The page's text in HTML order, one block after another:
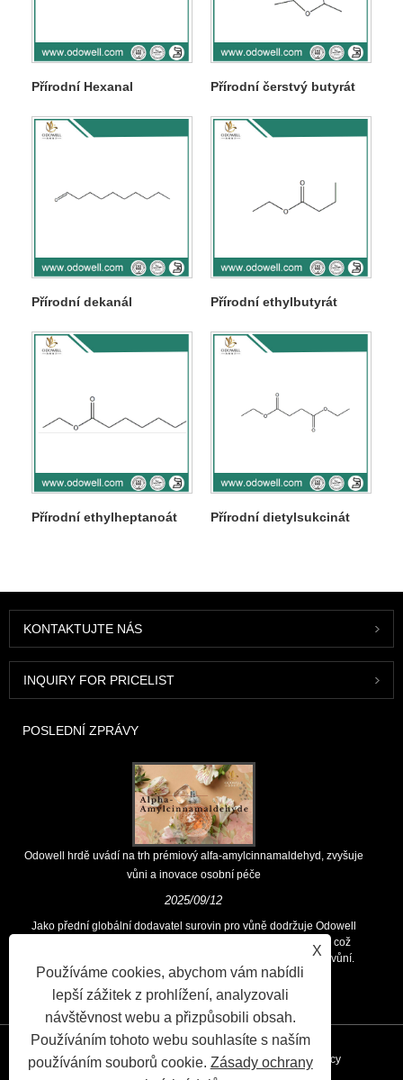
Přírodní Hexanal Přírodní čerstvý butyrát
Přírodní dekanál Přírodní ethylbutyrát
Přírodní ethylheptanoát Přírodní dietylsukcinát
KONTAKTUJTE NÁS
INQUIRY FOR PRICELIST
POSLEDNÍ ZPRÁVY
Odowell hrdě uvádí na trh prémiový alfa-amylcinnamaldehyd, zvyšuje
vůni a inovace osobní péče
2025/09/12
Jako přední globální dodavatel surovin pro vůně dodržuje Odowell
hlavní filozofii „zaměřených na inovace zaměřené na kvalitu, což
zákazníkům po celém světě trvale poskytuje vynikající řešení vůní.
Odkazy Sitemap RSS XML Privacy Policy
X
Používáme cookies, abychom vám nabídli
lepší zážitek z prohlížení, analyzovali
návštěvnost webu a přizpůsobili obsah.
Používáním tohoto webu souhlasíte s naším
používáním souborů cookie. Zásady ochrany